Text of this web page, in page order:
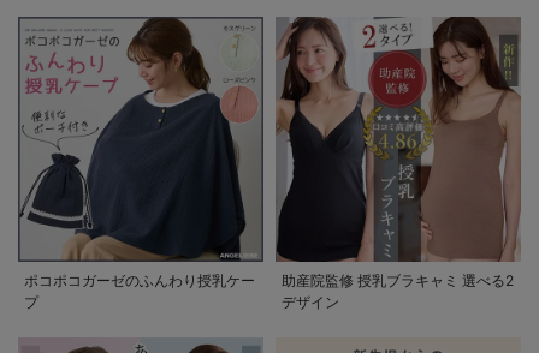
ポコポコガーゼのふんわり授乳ケー
プ
助産院監修 授乳ブラキャミ 選べる2
デザイン